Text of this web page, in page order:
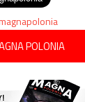
POLONIA